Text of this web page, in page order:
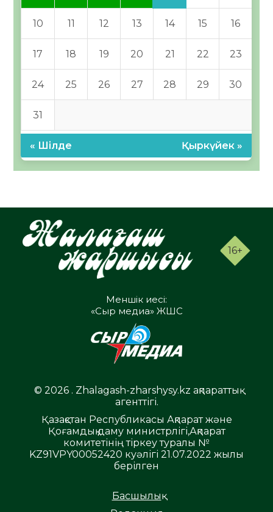
10 11 12 13 14 15 16
17 18 19 20 21 22 23
24 25 26 27 28 29 30
31
« Шілде Қыркүйек »
16+
Меншік иесі:
«Сыр медиа» ЖШС
© 2026 . Zhalagash-zharshysy.kz ақпараттық
агенттігі.
Қазақстан Республикасы Ақпарат және
Қоғамдық даму министрлігі,Ақпарат
комитетінің тіркеу туралы №
KZ91VPY00052420 куәлігі 21.07.2022 жылы
берілген
Басшылық